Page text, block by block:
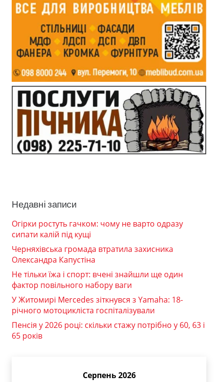
Недавні записи
Огірки ростуть гачком: чому не варто одразу
сипати калій під кущі
Черняхівська громада втратила захисника
Олександра Капустіна
Не тільки їжа і спорт: вчені знайшли ще один
фактор повільного набору ваги
У Житомирі Mercedes зіткнувся з Yamaha: 18-
річного мотоцикліста госпіталізували
Пенсія у 2026 році: скільки стажу потрібно у 60, 63 і
65 років
Серпень 2026